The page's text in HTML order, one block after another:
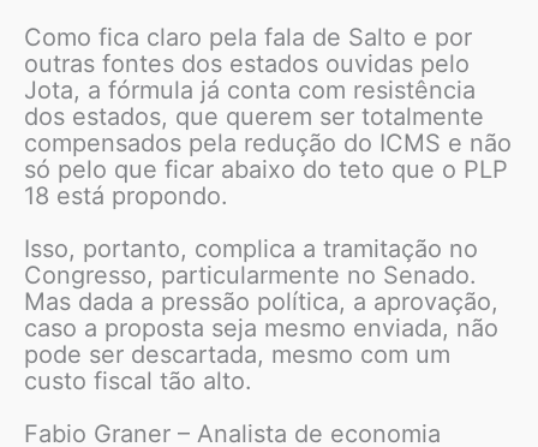
Como fica claro pela fala de Salto e por
outras fontes dos estados ouvidas pelo
Jota, a fórmula já conta com resistência
dos estados, que querem ser totalmente
compensados pela redução do ICMS e não
só pelo que ficar abaixo do teto que o PLP
18 está propondo.
Isso, portanto, complica a tramitação no
Congresso, particularmente no Senado.
Mas dada a pressão política, a aprovação,
caso a proposta seja mesmo enviada, não
pode ser descartada, mesmo com um
custo fiscal tão alto.
Fabio Graner – Analista de economia